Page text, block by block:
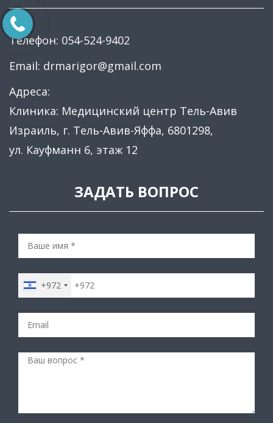
Телефон: 054-524-9402
Email: drmarigor@gmail.com
Адреса:
Клиника: Медицинский центр Тель-Авив
Израиль, г. Тель-Авив-Яффа, 6801298,
ул. Кауфманн 6, этаж 12
ЗАДАТЬ ВОПРОС
+972